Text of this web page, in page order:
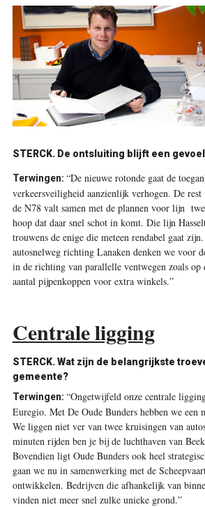
STERCK. De ontsluiting blijft een
Terwingen: “De nieuwe rotonde gaat de
verkeersveiligheid aanzienlijk verhogen. De rest
de N78 valt samen met de plannen voor lijn
hoop dat daar snel schot in komt. Die lijn
trouwens de enige die meteen rendabel gaat
autosnelweg richting Lanaken denken we voor
in de richting van parallelle ventwegen zoals op
aantal pijpenkoppen voor extra winkels.”
Centrale ligging
STERCK. Wat zijn de belangrijkste
gemeente?
Terwingen: “Ongetwijfeld onze centrale
Euregio. Met De Oude Bunders hebben we een
We liggen niet ver van twee kruisingen van
minuten rijden ben je bij de luchthaven van
Bovendien ligt Oude Bunders ook heel
gaan we nu in samenwerking met de
ontwikkelen. Bedrijven die afhankelijk van
vinden niet meer snel zulke unieke grond.”